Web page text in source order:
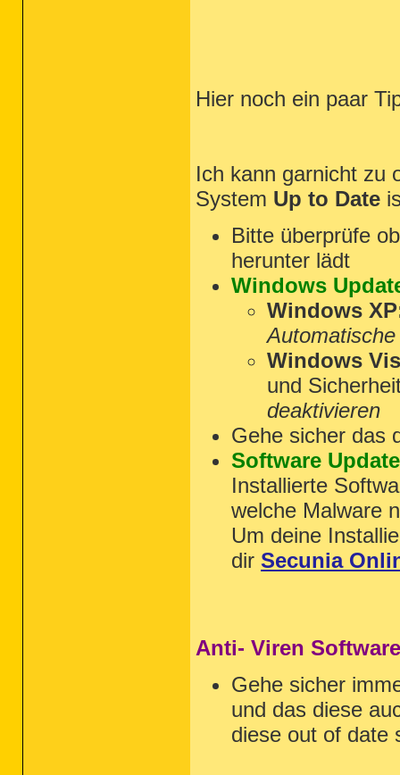
Hier noch ein paar
Ich kann garnicht zu
System Up to Date
Bitte überprüfe
herunter lädt
Windows
Windows
Windows
und
deaktivieren
Gehe sicher das
Software
Installierte
welche Malware
Um deine
dir Secunia
Anti- Viren Software
Gehe sicher
und das diese
diese out of date